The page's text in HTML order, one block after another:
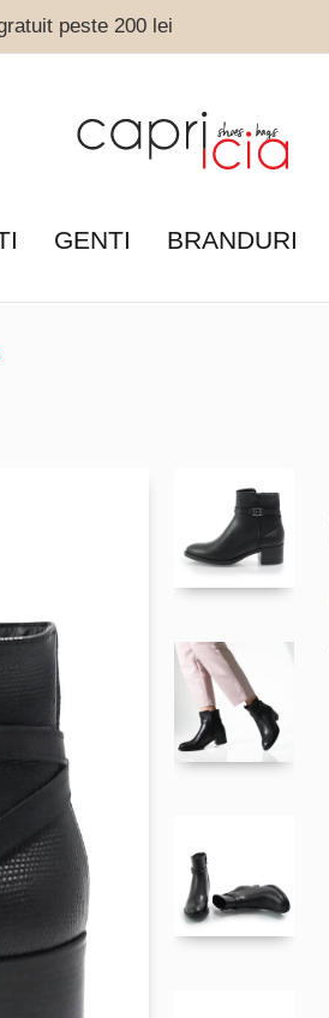
peste 200 lei
GENTI BRANDURI